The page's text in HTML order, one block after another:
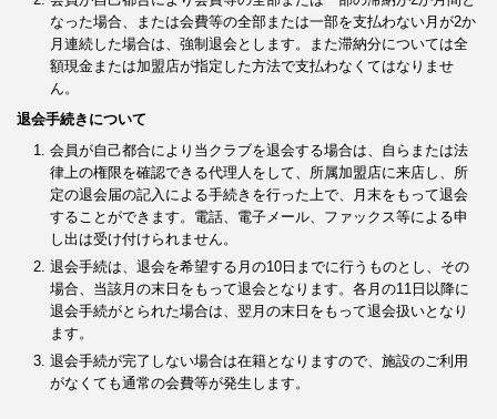
なった場合、または会費等の全部または一部を支払わない月が2か
月連続した場合は、強制退会とします。また滞納分については全
額現金または加盟店が指定した方法で支払わなくてはなりませ
ん。
退会手続きについて
会員が自己都合により当クラブを退会する場合は、自らまたは法
律上の権限を確認できる代理人をして、所属加盟店に来店し、所
定の退会届の記入による手続きを行った上で、月末をもって退会
することができます。電話、電子メール、ファックス等による申
し出は受け付けられません。
退会手続は、退会を希望する月の10日までに行うものとし、その
場合、当該月の末日をもって退会となります。各月の11日以降に
退会手続がとられた場合は、翌月の末日をもって退会扱いとなり
ます。
退会手続が完了しない場合は在籍となりますので、施設のご利用
がなくても通常の会費等が発生します。